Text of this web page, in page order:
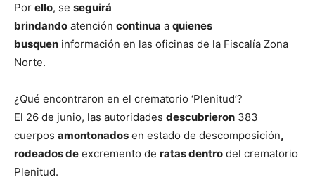
Por ello, se seguirá
brindando atención continua a quienes
busquen información en las oficinas de la Fiscalía Zona
Norte.
¿Qué encontraron en el crematorio ‘Plenitud’?
El 26 de junio, las autoridades descubrieron 383
cuerpos amontonados en estado de descomposición,
rodeados de excremento de ratas dentro del crematorio
Plenitud.